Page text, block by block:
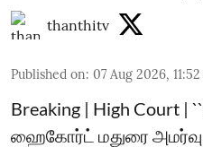
thanthitv
Published on: 07 Aug 2026,
Breaking | High Court |
ஹைகோர்ட் மதுரை அமர்வு